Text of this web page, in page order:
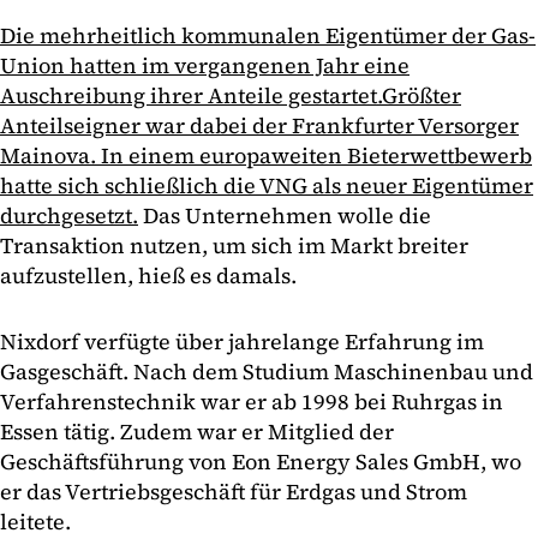
Die mehrheitlich kommunalen Eigentümer der Gas-
Union hatten im vergangenen Jahr eine
Auschreibung ihrer Anteile gestartet.Größter
Anteilseigner war dabei der Frankfurter Versorger
Mainova. In einem europaweiten Bieterwettbewerb
hatte sich schließlich die VNG als neuer Eigentümer
durchgesetzt. Das Unternehmen wolle die
Transaktion nutzen, um sich im Markt breiter
aufzustellen, hieß es damals.
Nixdorf verfügte über jahrelange Erfahrung im
Gasgeschäft. Nach dem Studium Maschinenbau und
Verfahrenstechnik war er ab 1998 bei Ruhrgas in
Essen tätig. Zudem war er Mitglied der
Geschäftsführung von Eon Energy Sales GmbH, wo
er das Vertriebsgeschäft für Erdgas und Strom
leitete.